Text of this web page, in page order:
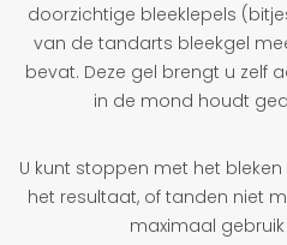
doorzichtige bleeklepels
van de tandarts bleekgel
bevat. Deze gel brengt u zelf
in de mond houdt
U kunt stoppen met het
het resultaat, of tanden niet
maximaal